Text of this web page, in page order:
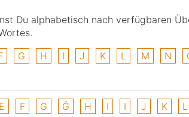
Du alphabetisch nach verfügbaren
G H I J K L M N
E F G Ğ H I I J K L